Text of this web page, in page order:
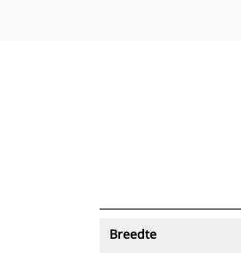
Breedte